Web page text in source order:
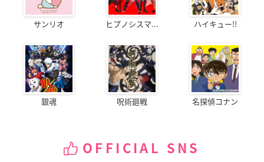
サンリオ ヒプノシスマ... ハイキュー!!
銀魂 呪術廻戦 名探偵コナン
OFFICIAL SNS